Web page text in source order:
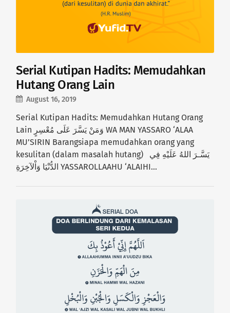
Serial Kutipan Hadits: Memudahkan
Hutang Orang Lain
August 16, 2019
Serial Kutipan Hadits: Memudahkan Hutang Orang
Lain وَمَنْ يَسَّرَ عَلَى مُعْسِرٍ WA MAN YASSARO ‘ALAA
MU’SIRIN Barangsiapa memudahkan orang yang
kesulitan (dalam masalah hutang) يَسَّـرَ اللهُ عَلَيْهِ فِي
الدُّنْيَا وَاْلآخِرَةِ YASSAROLLAAHU ‘ALAIHI…